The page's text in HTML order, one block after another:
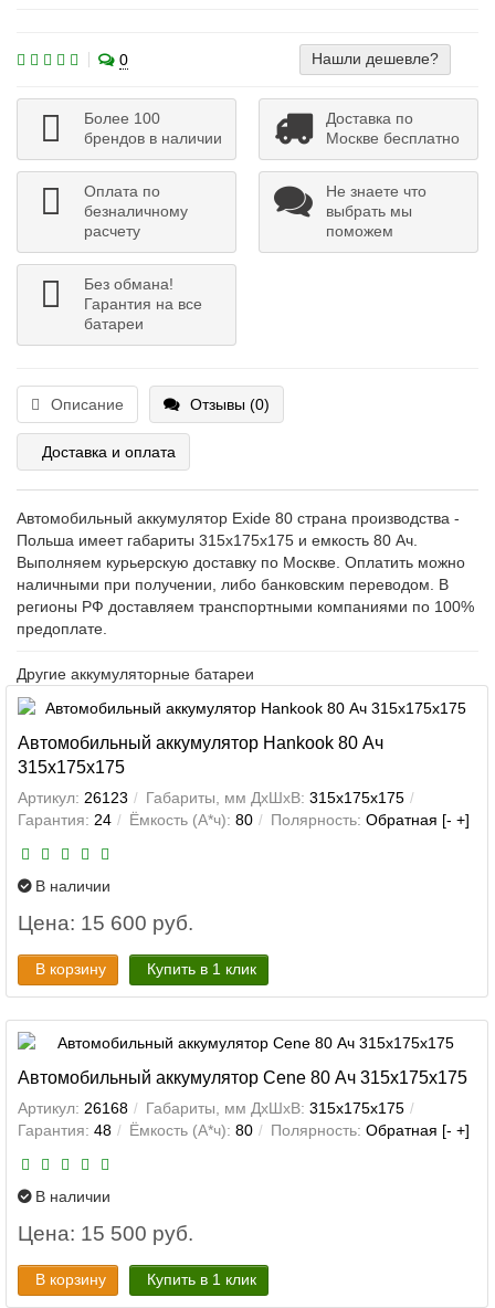
0 Нашли дешевле?
Более 100
брендов в наличии
Доставка по
Москве бесплатно
Оплата по
безналичному
расчету
Не знаете что
выбрать мы
поможем
Без обмана!
Гарантия на все
батареи
Описание Отзывы (0)
Доставка и оплата
Автомобильный аккумулятор Exide 80 страна производства -
Польша имеет габариты 315x175x175 и емкость 80 Ач.
Выполняем курьерскую доставку по Москве. Оплатить можно
наличными при получении, либо банковским переводом. В
регионы РФ доставляем транспортными компаниями по 100%
предоплате.
Другие аккумуляторные батареи
Автомобильный аккумулятор Hankook 80 Ач
315x175x175
Артикул: 26123 Габариты, мм ДхШхВ: 315x175x175
Гарантия: 24 Ёмкость (А*ч): 80 Полярность: Обратная [- +]
В наличии
Цена: 15 600 руб.
В корзину Купить в 1 клик
Автомобильный аккумулятор Cene 80 Ач 315x175x175
Артикул: 26168 Габариты, мм ДхШхВ: 315x175x175
Гарантия: 48 Ёмкость (А*ч): 80 Полярность: Обратная [- +]
В наличии
Цена: 15 500 руб.
В корзину Купить в 1 клик